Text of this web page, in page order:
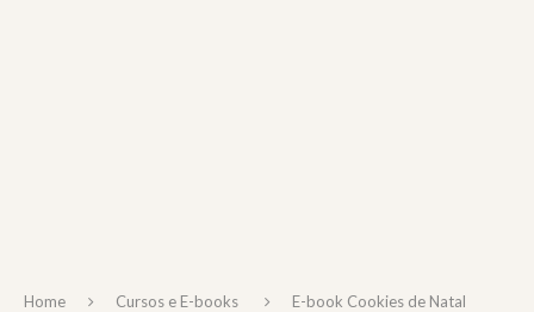
Home Cursos e E-books E-book Cookies de Natal